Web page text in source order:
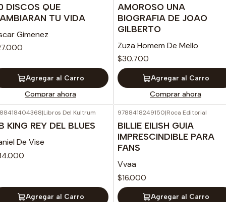
DISCOS QUE
TU VIDA
Gimenez
Agregar al Carro
Comprar ahora
AMOROSO UNA
BIOGRAFIA DE JOAO
GILBERTO
Zuza Homem De Mello
$30.700
Agregar al Carro
Comprar ahora
|Libros Del Kultrum
KING REY DEL BLUES
De Vise
Agregar al Carro
9788418249150|Roca Editorial
BILLIE EILISH GUIA
IMPRESCINDIBLE PARA
FANS
Vvaa
$16.000
Agregar al Carro